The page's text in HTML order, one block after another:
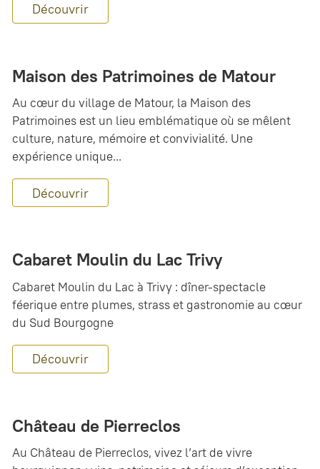
Découvrir
Maison des Patrimoines de Matour
Au cœur du village de Matour, la Maison des
Patrimoines est un lieu emblématique où se mêlent
culture, nature, mémoire et convivialité. Une
expérience unique...
Découvrir
Cabaret Moulin du Lac Trivy
Cabaret Moulin du Lac à Trivy : dîner-spectacle
féerique entre plumes, strass et gastronomie au cœur
du Sud Bourgogne
Découvrir
Château de Pierreclos
Au Château de Pierreclos, vivez l’art de vivre